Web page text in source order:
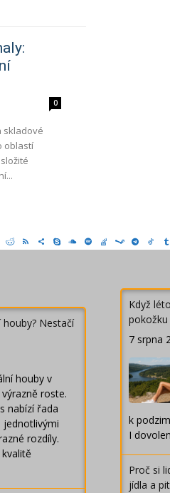
0
skladové
oblastí
houby? Nestačí
houby v
roste.
nabízí řada
jednotlivými
rozdíly.
Když
7 srpna
k
I
Proč si
jídla a